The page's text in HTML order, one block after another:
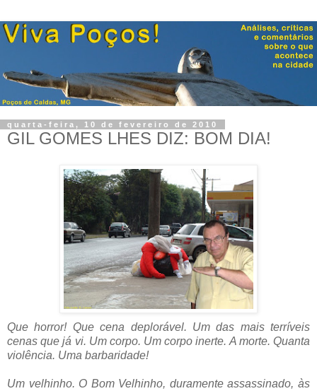
quarta-feira, 10 de fevereiro de 2010
GIL GOMES LHES DIZ: BOM DIA!
Que horror! Que cena deplorável. Um das mais terríveis
cenas que já vi. Um corpo. Um corpo inerte. A morte. Quanta
violência. Uma barbaridade!
Um velhinho. O Bom Velhinho, duramente assassinado, às